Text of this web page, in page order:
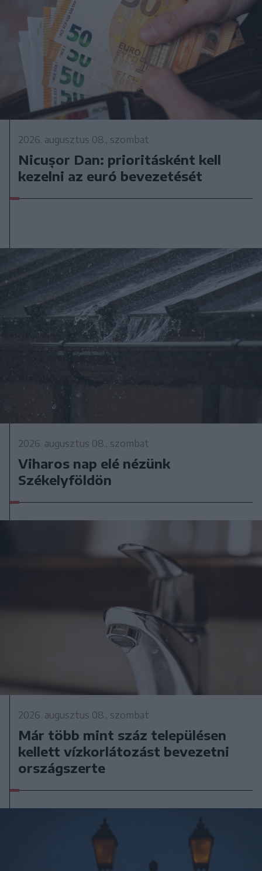
2026. augusztus 08., szombat
Nicușor Dan: prioritásként kell
kezelni az euró bevezetését
2026. augusztus 08., szombat
Viharos nap elé nézünk
Székelyföldön
2026. augusztus 08., szombat
Már több mint száz településen
kellett vízkorlátozást bevezetni
országszerte